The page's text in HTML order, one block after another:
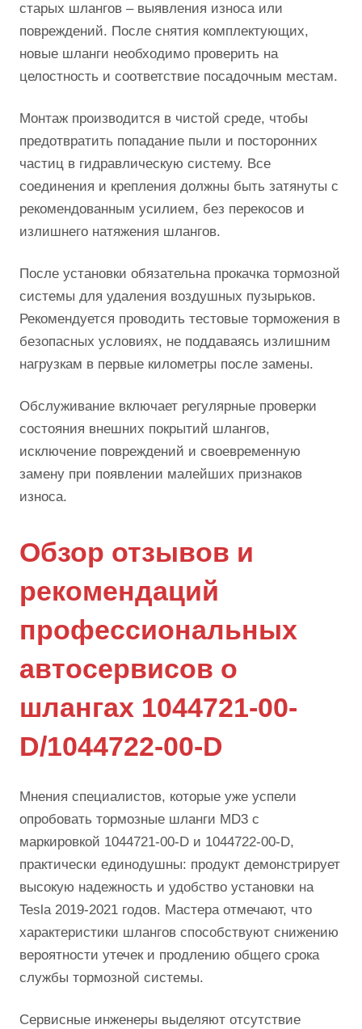
старых шлангов – выявления износа или
повреждений. После снятия комплектующих,
новые шланги необходимо проверить на
целостность и соответствие посадочным местам.
Монтаж производится в чистой среде, чтобы
предотвратить попадание пыли и посторонних
частиц в гидравлическую систему. Все
соединения и крепления должны быть затянуты с
рекомендованным усилием, без перекосов и
излишнего натяжения шлангов.
После установки обязательна прокачка тормозной
системы для удаления воздушных пузырьков.
Рекомендуется проводить тестовые торможения в
безопасных условиях, не поддаваясь излишним
нагрузкам в первые километры после замены.
Обслуживание включает регулярные проверки
состояния внешних покрытий шлангов,
исключение повреждений и своевременную
замену при появлении малейших признаков
износа.
Обзор отзывов и
рекомендаций
профессиональных
автосервисов о
шлангах 1044721-00-
D/1044722-00-D
Мнения специалистов, которые уже успели
опробовать тормозные шланги MD3 с
маркировкой 1044721-00-D и 1044722-00-D,
практически единодушны: продукт демонстрирует
высокую надежность и удобство установки на
Tesla 2019-2021 годов. Мастера отмечают, что
характеристики шлангов способствуют снижению
вероятности утечек и продлению общего срока
службы тормозной системы.
Сервисные инженеры выделяют отсутствие